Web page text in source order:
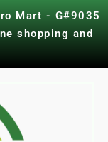
Mart - G#9035
shopping and